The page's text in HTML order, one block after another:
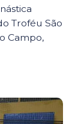
Troféu São
Campo,